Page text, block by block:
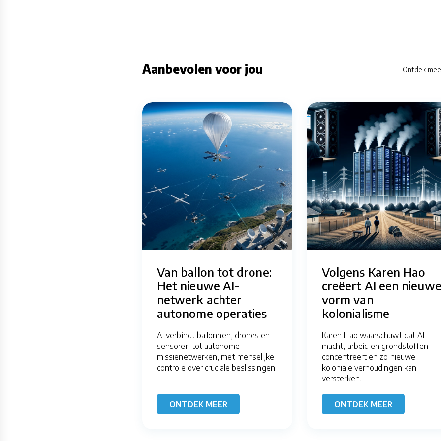
Aanbevolen voor jou Ontdek
Van ballon tot drone:
Het nieuwe AI-
netwerk achter
autonome operaties
AI verbindt ballonnen, drones en
sensoren tot autonome
missienetwerken, met menselijke
controle over cruciale beslissingen.
ONTDEK MEER
Volgens Karen Hao
creëert AI een nieuwe
vorm van
kolonialisme
Karen Hao waarschuwt dat AI
macht, arbeid en grondstoffen
concentreert en zo nieuwe
koloniale verhoudingen kan
versterken.
ONTDEK MEER